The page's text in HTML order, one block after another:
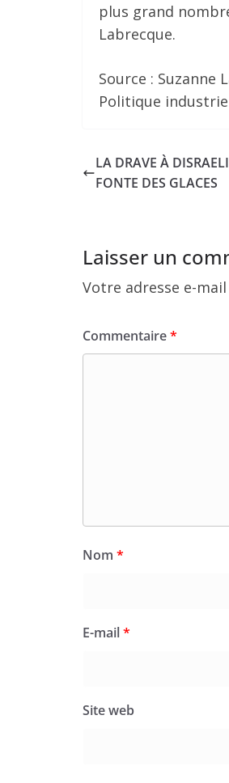
plus grand
Labrecque.
Source : Suzanne
Politique
LA DRAVE À
FONTE DES GLACES
Laisser un
Votre adresse e-
Commentaire*
Nom *
E-mail*
Site web